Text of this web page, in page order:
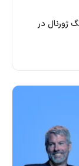
ژورنال در